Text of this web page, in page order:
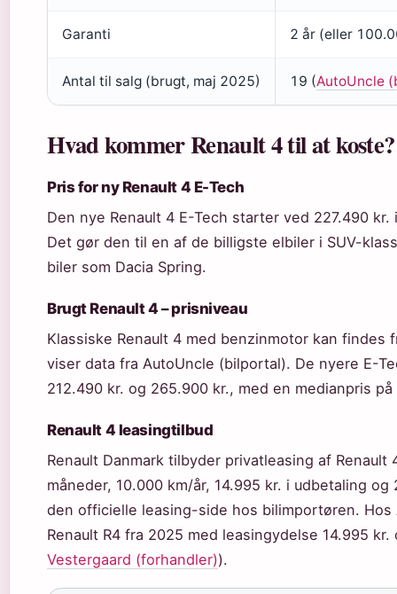
Garanti 2 år (eller
Antal til salg (brugt, maj 2025) 19 (AutoUncle
Hvad kommer Renault 4 til at koste?
Pris for ny Renault 4 E-Tech
Den nye Renault 4 E-Tech starter ved 227.490
Det gør den til en af de billigste elbiler i SUV-
biler som Dacia Spring.
Brugt Renault 4 – prisniveau
Klassiske Renault 4 med benzinmotor kan findes
viser data fra AutoUncle (bilportal). De nyere E-
212.490 kr. og 265.900 kr., med en medianpris på
Renault 4 leasingtilbud
Renault Danmark tilbyder privatleasing af Renault
måneder, 10.000 km/år, 14.995 kr. i udbetaling
den officielle leasing-side hos bilimportøren.
Renault R4 fra 2025 med leasingydelse 14.995
Vestergaard (forhandler)).